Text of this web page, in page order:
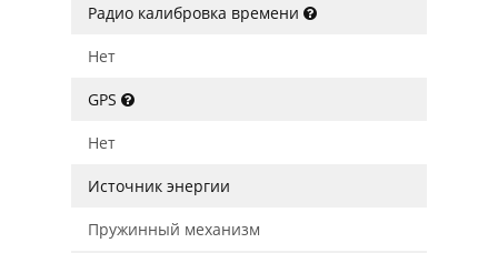
Радио калибровка времени
Нет
GPS
Нет
Источник энергии
Пружинный механизм